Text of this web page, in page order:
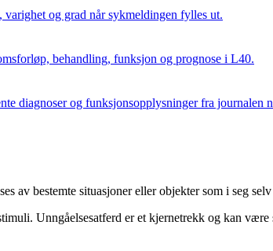
og grad når sykmeldingen fylles ut.
behandling, funksjon og prognose i L40.
diagnoser og funksjonsopplysninger fra journalen
av bestemte situasjoner eller objekter som i seg
Unngåelsesatferd er et kjernetrekk og kan